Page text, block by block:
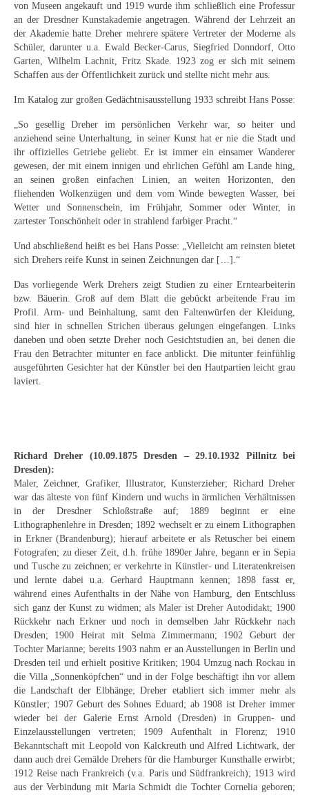
Berliner Künstler
Düsseldorfer Künstler
Fränkische Künstler
Hamburger Künstler
Münchner Künstler
Pfälzer Künstler
Schwäbische Künstler
Weitere
Expressiver Realismus
Abstraktion
Industrie & Arbeit
Mediterrane Landschaft
Neues
Tägliche Dosis Kunst
Themenflyer
Themenflyer: Trügerische Idyllen
Themenflyer: Buch und Schrift in der Kunst
Themenflyer: Sehnsucht Süden
Themenflyer: Walter Becker
Themenflyer: Richild Holt
Themenflyer: Ernst Geitlinger
Themenflyer: Michel Wagner
Weitere Themenflyer
von Museen angekauft und 1919 wurde ihm schließlich eine Professur
an der Dresdner Kunstakademie angetragen. Während der Lehrzeit an
der Akademie hatte Dreher mehrere spätere Vertreter der Moderne als
Schüler, darunter u.a. Ewald Becker-Carus, Siegfried Donndorf, Otto
Garten, Wilhelm Lachnit, Fritz Skade. 1923 zog er sich mit seinem
Schaffen aus der Öffentlichkeit zurück und stellte nicht mehr aus.
Im Katalog zur großen Gedächtnisausstellung 1933 schreibt Hans Posse:
„So gesellig Dreher im persönlichen Verkehr war, so heiter und
anziehend seine Unterhaltung, in seiner Kunst hat er nie die Stadt und
ihr offizielles Getriebe geliebt. Er ist immer ein einsamer Wanderer
gewesen, der mit einem innigen und ehrlichen Gefühl am Lande hing,
an seinen großen einfachen Linien, an weiten Horizonten, den
fliehenden Wolkenzügen und dem vom Winde bewegten Wasser, bei
Wetter und Sonnenschein, im Frühjahr, Sommer oder Winter, in
zartester Tonschönheit oder in strahlend farbiger Pracht.“
Und abschließend heißt es bei Hans Posse: „Vielleicht am reinsten bietet
sich Drehers reife Kunst in seinen Zeichnungen dar […].“
Das vorliegende Werk Drehers zeigt Studien zu einer Erntearbeiterin
bzw. Bäuerin. Groß auf dem Blatt die gebückt arbeitende Frau im
Profil. Arm- und Beinhaltung, samt den Faltenwürfen der Kleidung,
sind hier in schnellen Strichen überaus gelungen eingefangen. Links
daneben und oben setzte Dreher noch Gesichtstudien an, bei denen die
Frau den Betrachter mitunter en face anblickt. Die mitunter feinfühlig
ausgeführten Gesichter hat der Künstler bei den Hautpartien leicht grau
laviert.
Richard Dreher (10.09.1875 Dresden – 29.10.1932 Pillnitz bei
Dresden):
Maler, Zeichner, Grafiker, Illustrator, Kunsterzieher; Richard Dreher
war das älteste von fünf Kindern und wuchs in ärmlichen Verhältnissen
in der Dresdner Schloßstraße auf; 1889 beginnt er eine
Lithographenlehre in Dresden; 1892 wechselt er zu einem Lithographen
in Erkner (Brandenburg); hierauf arbeitete er als Retuscher bei einem
Fotografen; zu dieser Zeit, d.h. frühe 1890er Jahre, begann er in Sepia
und Tusche zu zeichnen; er verkehrte in Künstler- und Literatenkreisen
und lernte dabei u.a. Gerhard Hauptmann kennen; 1898 fasst er,
während eines Aufenthalts in der Nähe von Hamburg, den Entschluss
sich ganz der Kunst zu widmen; als Maler ist Dreher Autodidakt; 1900
Rückkehr nach Erkner und noch in demselben Jahr Rückkehr nach
Dresden; 1900 Heirat mit Selma Zimmermann; 1902 Geburt der
Tochter Marianne; bereits 1903 nahm er an Ausstellungen in Berlin und
Dresden teil und erhielt positive Kritiken; 1904 Umzug nach Rockau in
die Villa „Sonnenköpfchen“ und in der Folge beschäftigt ihn vor allem
die Landschaft der Elbhänge; Dreher etabliert sich immer mehr als
Künstler; 1907 Geburt des Sohnes Eduard; ab 1908 ist Dreher immer
wieder bei der Galerie Ernst Arnold (Dresden) in Gruppen- und
Einzelausstellungen vertreten; 1909 Aufenthalt in Florenz; 1910
Bekanntschaft mit Leopold von Kalckreuth und Alfred Lichtwark, der
dann auch drei Gemälde Drehers für die Hamburger Kunsthalle erwirbt;
1912 Reise nach Frankreich (v.a. Paris und Südfrankreich); 1913 wird
aus der Verbindung mit Maria Schmidt die Tochter Cornelia geboren;